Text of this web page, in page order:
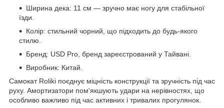
Ширина дека: 11 см — зручно має ногу для стабільної
їзди.
Колір: стильний чорний, що підходить до будь-якого
стилю.
Бренд: USD Pro, бренд зареєстрований у Тайвані.
Виробник: Китай.
Самокат Roliki поєднує міцність конструкції та зручність під час
руху. Амортизатори пом'якшують удари на нерівностях, що
особливо важливо під час активних і тривалих прогулянок.